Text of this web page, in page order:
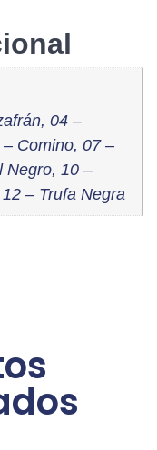
04 –
Comino, 07 –
Negro, 10 –
– Trufa Negra